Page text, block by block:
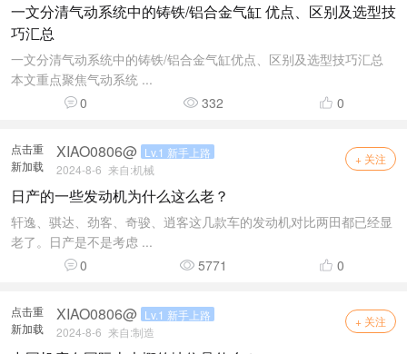
一文分清气动系统中的铸铁/铝合金气缸 优点、区别及选型技
巧汇总
一文分清气动系统中的铸铁/铝合金气缸优点、区别及选型技巧汇总
本文重点聚焦气动系统 ...
0
332 0
点击重
新加载
XIAO0806@ Lv.1 新手上路
2024-8-6 来自:机械
+ 关注
日产的一些发动机为什么这么老？
轩逸、骐达、劲客、奇骏、逍客这几款车的发动机对比两田都已经显
老了。日产是不是考虑 ...
0
5771 0
点击重
新加载
XIAO0806@ Lv.1 新手上路
2024-8-6 来自:制造
+ 关注